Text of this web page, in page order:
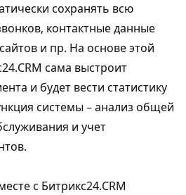
сохранять всю
контактные данные
и пр. На основе этой
сама выстроит
и будет вести статистику
системы – анализ общей
и учет
с Битрикс24.CRM